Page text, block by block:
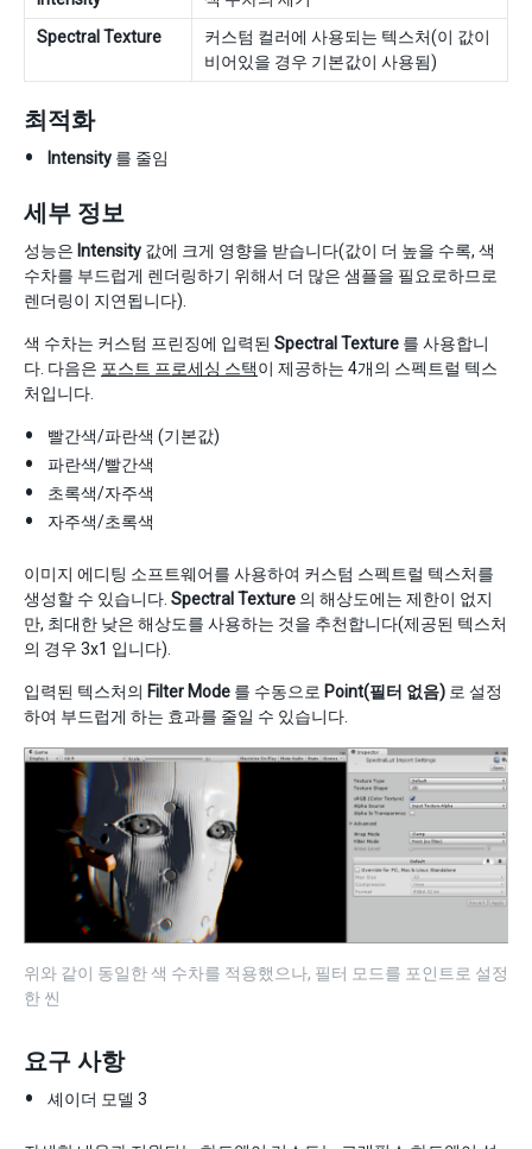
Spectral Texture
커스텀 컬러에 사용되는 텍스처(이 값이
비어있을 경우 기본값이 사용됨)
최적화
Intensity 를 줄임
세부 정보
성능은 Intensity 값에 크게 영향을 받습니다(값이 더 높을 수록, 색
수차를 부드럽게 렌더링하기 위해서 더 많은 샘플을 필요로하므로
렌더링이 지연됩니다).
색 수차는 커스텀 프린징에 입력된 Spectral Texture 를 사용합니
다. 다음은 포스트 프로세싱 스택이 제공하는 4개의 스펙트럴 텍스
처입니다.
빨간색/파란색 (기본값)
파란색/빨간색
초록색/자주색
자주색/초록색
이미지 에디팅 소프트웨어를 사용하여 커스텀 스펙트럴 텍스처를
생성할 수 있습니다. Spectral Texture 의 해상도에는 제한이 없지
만, 최대한 낮은 해상도를 사용하는 것을 추천합니다(제공된 텍스처
의 경우 3x1 입니다).
입력된 텍스처의 Filter Mode 를 수동으로 Point(필터 없음) 로 설정
하여 부드럽게 하는 효과를 줄일 수 있습니다.
위와 같이 동일한 색 수차를 적용했으나, 필터 모드를 포인트로 설정
한 씬
요구 사항
셰이더 모델 3